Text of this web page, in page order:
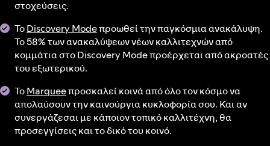
στοχεύσεις.
ΤοDiscovery Modeπροωθεί την παγκόσμια ανακάλυψη.
Το 58% των ανακαλύψεων νέων καλλιτεχνών από
κομμάτια στο Discovery Mode προέρχεται από ακροατές
του εξωτερικού.
ΤοMarqueeπροσκαλεί κοινά από όλο τον κόσμο να
απολαύσουν την καινούργια κυκλοφορία σου. Και αν
συνεργάζεσαι με κάποιον τοπικό καλλιτέχνη, θα
προσεγγίσεις και το δικό του κοινό.